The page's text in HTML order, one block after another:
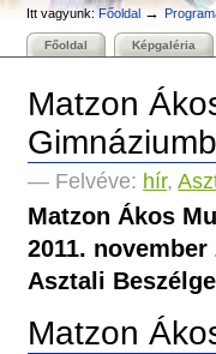
Itt vagyunk: Főoldal →
Főoldal Képgaléria
Matzon
— Felvéve: hír,
Matzon Ákos
2011.
Asztali
Matzon